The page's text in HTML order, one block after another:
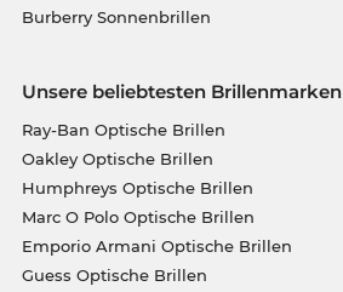
Burberry Sonnenbrillen
Unsere beliebtesten Brillenmarken
Ray-Ban Optische Brillen
Oakley Optische Brillen
Humphreys Optische Brillen
Marc O Polo Optische Brillen
Emporio Armani Optische Brillen
Guess Optische Brillen